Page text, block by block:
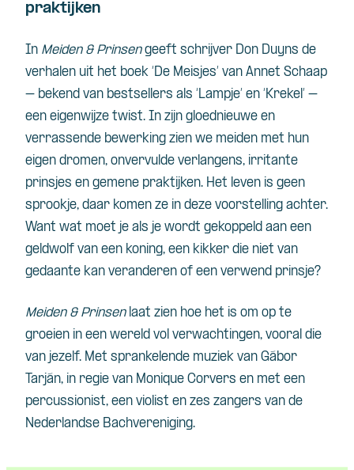
praktijken
In Meiden & Prinsengeeft schrijver Don Duyns de
verhalen uit het boek ‘De Meisjes’ van Annet Schaap
– bekend van bestsellers als ‘Lampje’ en ‘Krekel’ –
een eigenwijze twist. In zijn gloednieuwe en
verrassende bewerking zien we meiden met hun
eigen dromen, onvervulde verlangens, irritante
prinsjes en gemene praktijken. Het leven is geen
sprookje, daar komen ze in deze voorstelling achter.
Want wat moet je als je wordt gekoppeld aan een
geldwolf van een koning, een kikker die niet van
gedaante kan veranderen of een verwend prinsje?
Meiden & Prinsenlaat zien hoe het is om op te
groeien in een wereld vol verwachtingen, vooral die
van jezelf. Met sprankelende muziek van Gábor
Tarján, in regie van Monique Corvers en met een
percussionist, een violist en zes zangers van de
Nederlandse Bachvereniging.